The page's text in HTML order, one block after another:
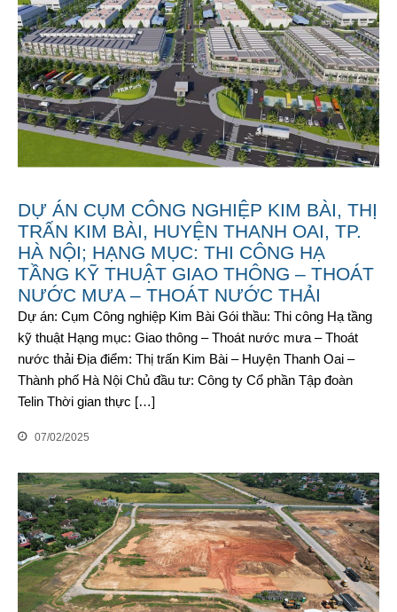
DỰ ÁN CỤM CÔNG NGHIỆP KIM BÀI, THỊ
TRẤN KIM BÀI, HUYỆN THANH OAI, TP.
HÀ NỘI; HẠNG MỤC: THI CÔNG HẠ
TẦNG KỸ THUẬT GIAO THÔNG – THOÁT
NƯỚC MƯA – THOÁT NƯỚC THẢI
Dự án: Cụm Công nghiệp Kim Bài Gói thầu: Thi công Hạ tầng
kỹ thuật Hạng mục: Giao thông – Thoát nước mưa – Thoát
nước thải Địa điểm: Thị trấn Kim Bài – Huyện Thanh Oai –
Thành phố Hà Nội Chủ đầu tư: Công ty Cổ phần Tập đoàn
Telin Thời gian thực […]
07/02/2025